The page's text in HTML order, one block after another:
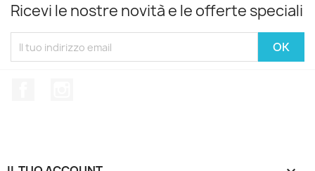
Ricevi le nostre novità e le offerte speciali